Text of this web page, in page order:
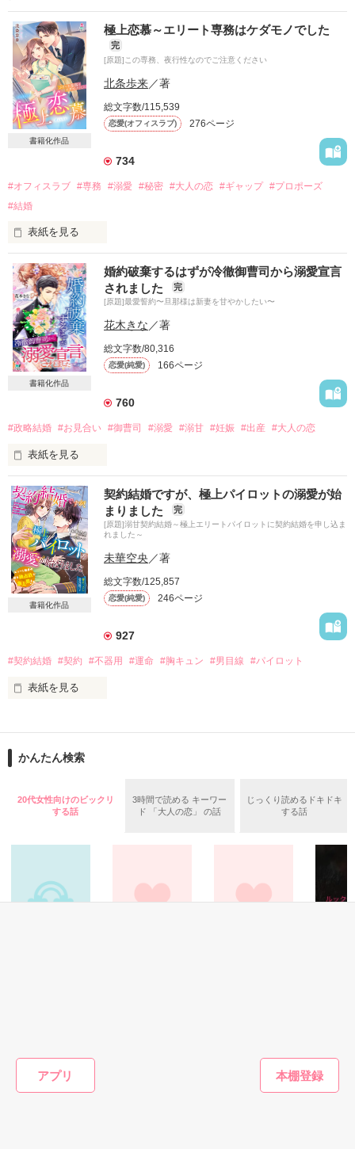
アプリ
書籍化作品
極上恋慕～エリート専務はケダモノでした
完
[原題]この専務、夜行性なのでご注意ください
北条歩来／著
総文字数/115,539
恋愛(オフィスラブ) 276ページ
734
#オフィスラブ #専務 #溺愛 #秘密 #大人の恋 #ギャップ #プロポーズ
#結婚
表紙を見る
恋を忘れたい夜に
出会った彼は
熱い想いとともに
新しい恋を授けてくれた
だけど、誰にも秘密の関係を望んだ
゜.:。￡+゜.:。†゜.:。￡+゜.:。†゜.:。￡+゜.:。†゜.:。￡+゜
永縞　環　（ながしま　たまき）
゜.:。￡+゜.:。†゜.:。￡+゜.:。†゜.:。￡+゜.:。†゜.:。￡+゜
「もっと俺を愛し尽くしてよ」
「だって、俺に惚れてるだろ？」
彼の溺愛包囲網からは逃れられません
ありがとうございます
作品を読む
書籍化作品
婚約破棄するはずが冷徹御曹司から溺愛宣言
されました
完
[原題]最愛誓約〜旦那様は新妻を甘やかしたい〜
花木きな／著
総文字数/80,316
恋愛(純愛) 166ページ
760
#政略結婚 #お見合い #御曹司 #溺愛 #溺甘 #妊娠 #出産 #大人の恋
表紙を見る
政略結婚を言い渡されたけれど、
私も彼も結婚なんてしたくない。
利害が一致して、
時期が来るまで偽りの婚約者でいようと
約束したのに。
「茉莉子さんを一生大切にします」
彼の口から飛び出したのは
愛のない新婚生活がスタート
……かと思いきや
ひたむきに注がれる愛情に
2019/12/01〜12/10 完結
聖凪砂さま
みやのもりさま
書籍化作品
契約結婚ですが、極上パイロットの溺愛が始
まりました
完
[原題]溺甘契約結婚～極上エリートパイロットに契約結婚を申し込ま
れました～
未華空央／著
総文字数/125,857
恋愛(純愛) 246ページ
927
#契約結婚 #契約 #不器用 #運命 #胸キュン #男目線 #パイロット
表紙を見る
日々仕事に邁進して、
それだけで人生十分幸せだった。
それなのに……
気持ちのない契約結婚の結末は──？
かんたん検索
20代女性向けのビックリ
する話
3時間で読める キーワー
ド 「大人の恋」 の話
じっくり読めるドキドキ
する話
もっと見る
かんたん検索の条件を変える